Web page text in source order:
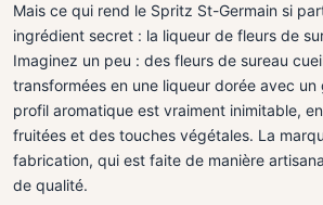
Mais ce qui rend le Spritz St-Germain si
ingrédient secret : la liqueur de fleurs de
Imaginez un peu : des fleurs de sureau
transformées en une liqueur dorée avec un
profil aromatique est vraiment inimitable,
fruitées et des touches végétales. La
fabrication, qui est faite de manière
de qualité.